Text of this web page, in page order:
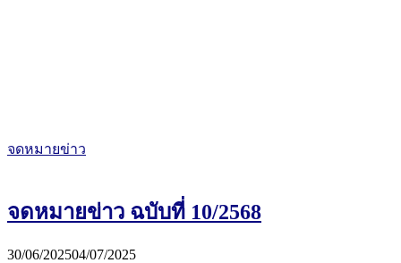
จดหมายข่าว
จดหมายข่าว ฉบับที่ 10/2568
30/06/202504/07/2025